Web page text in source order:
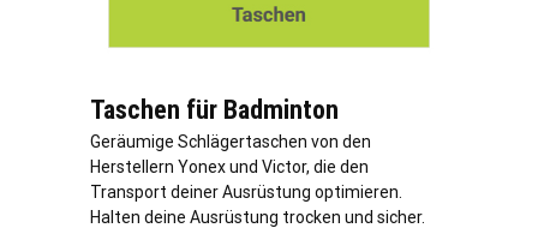
Taschen für Badminton
Geräumige Schlägertaschen von den
Herstellern Yonex und Victor, die den
Transport deiner Ausrüstung optimieren.
Halten deine Ausrüstung trocken und sicher.